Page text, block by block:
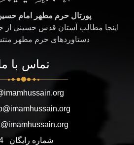
پورتال حرم مطهر امام
اینجا مطالب آستان قدس حسینی از
دستاوردهای حرم مطهر
تماس با
شماره رایگان